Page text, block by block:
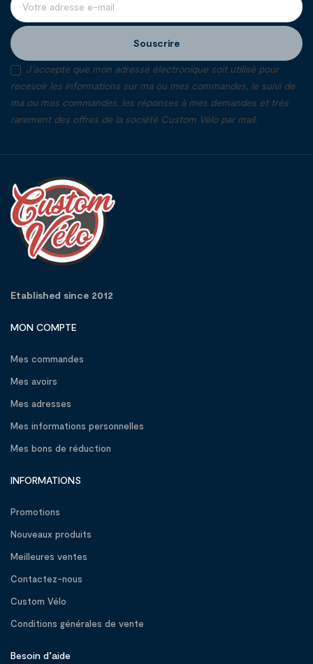
Souscrire
J'accepte que mon adresse électronique soit utilisé pour
recevoir les informations sur ma ou mes commandes, le suivi de
ma ou mes commandes, les réponses à mes demandes et très
rarement des offres de la société Custom Vélo par mail.
Etablished since 2012
MON COMPTE
Mes commandes
Mes avoirs
Mes adresses
Mes informations personnelles
Mes bons de réduction
INFORMATIONS
Promotions
Nouveaux produits
Meilleures ventes
Contactez-nous
Custom Vélo
Conditions générales de vente
Besoin d’aide